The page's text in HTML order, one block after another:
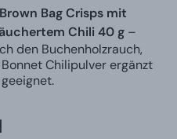
Bag Crisps mit
Chili 40 g –
den Buchenholzrauch,
Chilipulver ergänzt